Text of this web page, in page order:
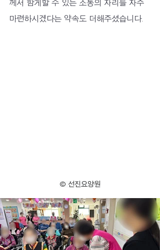
께서 함게할 수 있는 소통의 자리를 자주
마련하시겠다는 약속도 더해주셨습니다.
© 선진요양원